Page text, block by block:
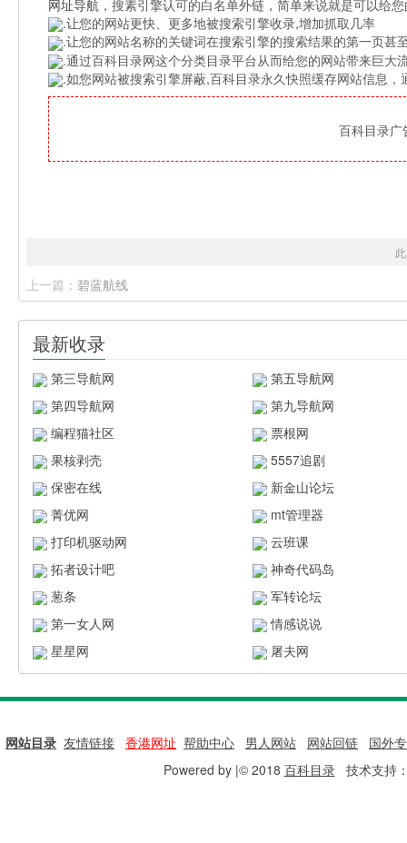
网址导航 ，搜素引擎认可的白名单外链，简单来说就是可以给
.让您的网站更快、更多地被搜索引擎收录,增加抓取几率
.让您的网站名称的关键词在搜索引擎的搜索结果的第一页甚
.通过百科目录网这个分类目录平台从而给您的网站带来巨大
.如您网站被搜索引擎屏蔽,百科目录永久快照缓存网站信息
百科目录
上一篇： 碧蓝航线
最新收录
第三导航网
第五导航网
第四导航网
第九导航网
编程猫社区
票根网
果核剥壳
5557追剧
保密在线
新金山论坛
菁优网
mt管理器
打印机驱动网
云班课
拓者设计吧
神奇代码岛
葱条
军转论坛
第一女人网
情感说说
星星网
屠夫网
网站目录 友情链接 香港网址 帮助中心 男人网站 网站回链
国外
Powered by |© 2018 百科目录技术支持